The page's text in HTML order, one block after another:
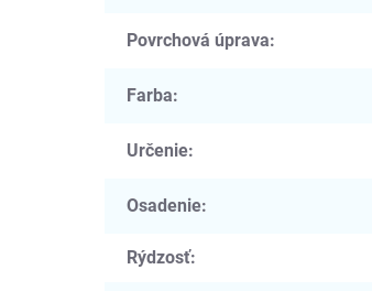
Povrchová úprava:
Farba:
Určenie:
Osadenie:
Rýdzosť: